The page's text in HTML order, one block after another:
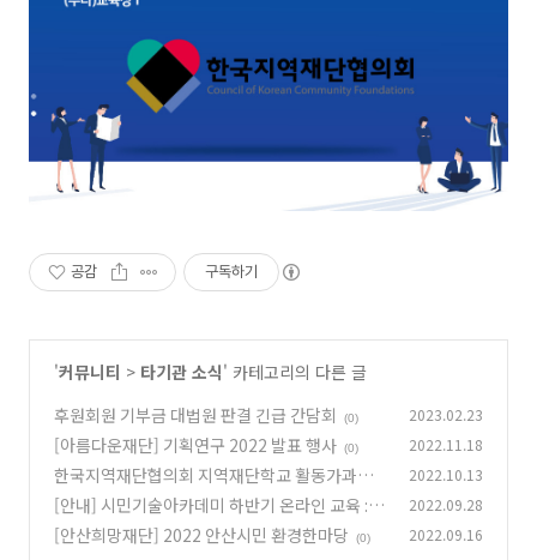
공감 구독하기
'커뮤니티 > 타기관 소식' 카테고리의 다른 글
후원회원 기부금 대법원 판결 긴급 간담회
(0) 2023.02.23
[아름다운재단] 기획연구 2022 발표 행사 (0) 2022.11.18
한국지역재단협의회 지역재단학교 활동가과정
안내 (0)
2022.10.13
[안내] 시민기술아카데미 하반기 온라인 교육 : 노
코딩 웹페이지 만들기
(0)
2022.09.28
[안산희망재단] 2022 안산시민 환경한마당 (0) 2022.09.16